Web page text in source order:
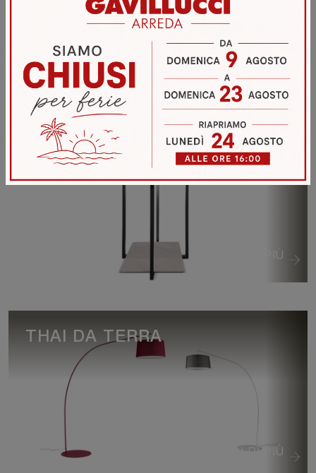
VEDI DI PIÙ
VEDI DI PIÙ
TRILLY DA TAVOLO
VEDI DI PIÙ
THAI DA TERRA